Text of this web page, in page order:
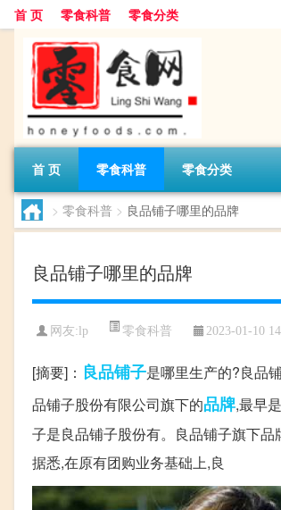
首 页 零食科普 零食分类
首 页 零食科普 零食分类
> 零食科普 > 良品铺子哪里的品牌
良品铺子哪里的品牌
网友: lp 零食科普 2023-01-10
[摘要]： 良品铺子是哪里生产的?良品
品铺子股份有限公司旗下的品牌,最早
子是良品铺子股份有。良品铺子旗下品
据悉,在原有团购业务基础上,良